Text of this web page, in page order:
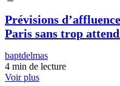
Prévisions
Paris sans trop
baptdelmas
4 min de lecture
Voir plus